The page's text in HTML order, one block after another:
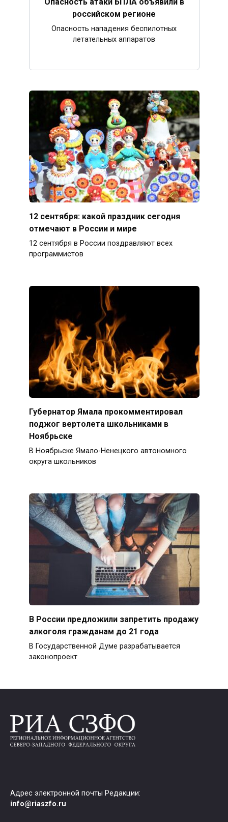
российском регионе
Опасность нападения беспилотных
летательных аппаратов
12 сентября: какой праздник сегодня
отмечают в России и мире
12 сентября в России поздравляют всех
программистов
Губернатор Ямала прокомментировал
поджог вертолета школьниками в
Ноябрьске
В Ноябрьске Ямало-Ненецкого автономного
округа школьников
В России предложили запретить продажу
алкоголя гражданам до 21 года
В Государственной Думе разрабатывается
законопроект
Адрес электронной почты Редакции:
info@riaszfo.ru